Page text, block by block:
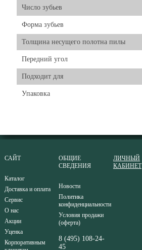
Число зубьев
Форма зубьев
Толщина несущего полотна пилы
Передний угол
Подходит для
Упаковка
САЙТ
Каталог
Доставка и оплата
Сервис
О нас
Акции
Уценка
Корпоративным
ОБЩИЕ
СВЕДЕНИЯ
Новости
Политика
конфиденциальности
Условия продажи
(оферта)
8 (495) 108-24-
45
ЛИЧНЫЙ
КАБИНЕТ